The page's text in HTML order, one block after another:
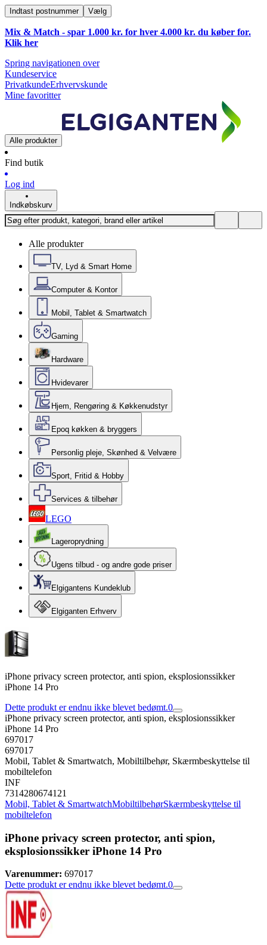
Indtast postnummer Vælg
Mix & Match - spar 1.000 kr. for hver 4.000 kr. du køber for.
Klik her
Spring navigationen over
Kundeservice
PrivatkundeErhvervskunde
Mine favoritter
Alle produkter
Find butik
Log ind
Indkøbskurv
Alle produkter
TV, Lyd & Smart Home
Computer & Kontor
Mobil, Tablet & Smartwatch
Gaming
Hardware
Hvidevarer
Hjem, Rengøring & Køkkenudstyr
Epoq køkken & bryggers
Personlig pleje, Skønhed & Velvære
Sport, Fritid & Hobby
Services & tilbehør
LEGO
Lageroprydning
Ugens tilbud - og andre gode priser
Elgigantens Kundeklub
Elgiganten Erhverv
iPhone privacy screen protector, anti spion, eksplosionssikker
iPhone 14 Pro
Dette produkt er endnu ikke blevet bedømt.0
iPhone privacy screen protector, anti spion, eksplosionssikker
iPhone 14 Pro
697017
697017
Mobil, Tablet & Smartwatch, Mobiltilbehør, Skærmbeskyttelse til
mobiltelefon
INF
7314280674121
Mobil, Tablet & SmartwatchMobiltilbehørSkærmbeskyttelse til
mobiltelefon
iPhone privacy screen protector, anti spion,
eksplosionssikker iPhone 14 Pro
Varenummer: 697017
Dette produkt er endnu ikke blevet bedømt.0